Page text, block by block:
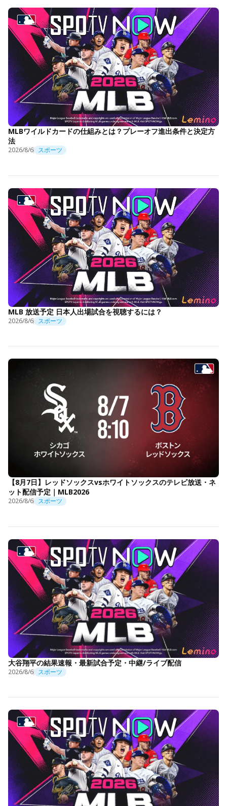
MLBワイルドカードの仕組みとは？プレーオフ進出条件と決定方
法
2026/8/6 スポーツ
MLB 放送予定 日本人出場試合を視聴するには？
2026/8/6 スポーツ
【8月7日】レッドソックスvsホワイトソックスのテレビ放送・ネ
ット配信予定｜MLB2026
2026/8/6 スポーツ
大谷翔平の結果速報・最新試合予定・中継/ライブ配信
2026/8/6 スポーツ